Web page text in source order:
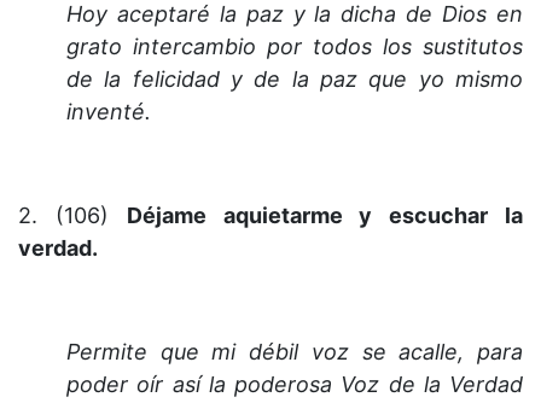
Hoy aceptaré la paz y la dicha de Dios en
grato intercambio por todos los sustitutos
de la felicidad y de la paz que yo mismo
inventé.
2. (106) Déjame aquietarme y escuchar la
verdad.
Permite que mi débil voz se acalle, para
poder oír así la poderosa Voz de la Verdad